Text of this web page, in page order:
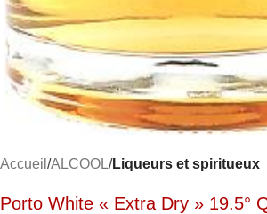
Accueil ALCOOL Liqueurs et spiritueux
Porto White « Extra Dry » 19.5°